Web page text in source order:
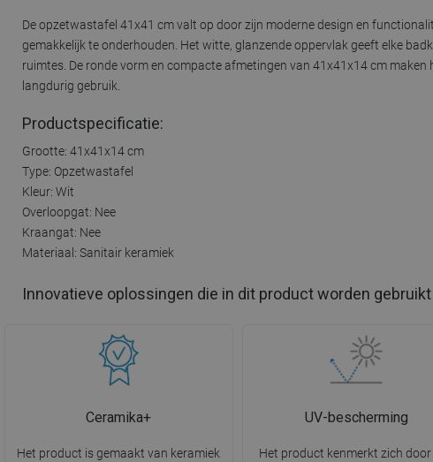
De opzetwastafel 41x41 cm valt op door zijn moderne design en
gemakkelijk te onderhouden. Het witte, glanzende oppervlak geeft elke
ruimtes. De ronde vorm en compacte afmetingen van 41x41x14 cm
langdurig gebruik.
Productspecificatie:
Grootte: 41x41x14 cm
Type: Opzetwastafel
Kleur: Wit
Overloopgat: Nee
Kraangat: Nee
Materiaal: Sanitair keramiek
Innovatieve oplossingen die in dit product worden gebruikt
Ceramika+
Het product is gemaakt van keramiek
UV-bescherming
Het product kenmerkt zich door